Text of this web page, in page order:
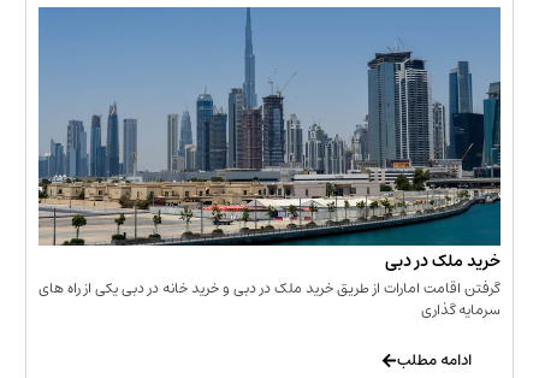
در دبی
امارات از طریق خرید ملک در دبی و خرید خانه در دبی یکی از راه های